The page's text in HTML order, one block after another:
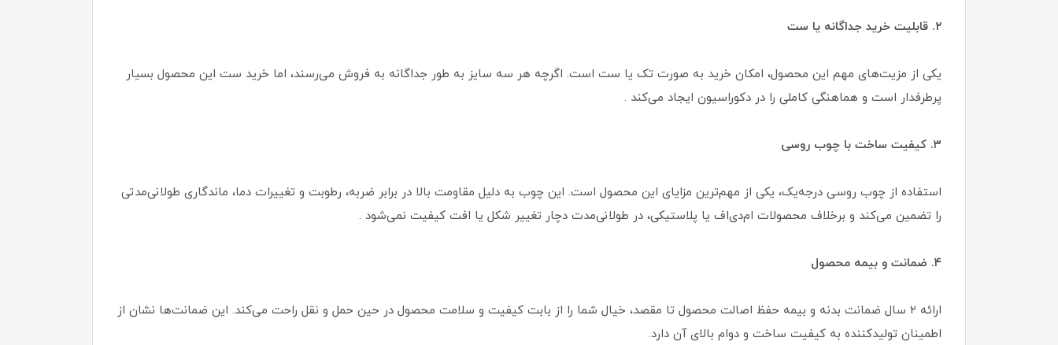
۲. قابلیت خرید جداگانه یا ست
یکی از مزیت‌های مهم این محصول، امکان خرید به صورت تک یا ست است. اگرچه هر سه سایز به طور جداگانه به فروش می‌رسند، اما خرید ست این محصول بسیار
پرطرفدار است و هماهنگی کاملی را در دکوراسیون ایجاد می‌کند .
۳. کیفیت ساخت با چوب روسی
استفاده از چوب روسی درجه‌یک، یکی از مهم‌ترین مزایای این محصول است. این چوب به دلیل مقاومت بالا در برابر ضربه، رطوبت و تغییرات دما، ماندگاری طولانی‌مدتی
را تضمین می‌کند و برخلاف محصولات ام‌دی‌اف یا پلاستیکی، در طولانی‌مدت دچار تغییر شکل یا افت کیفیت نمی‌شود .
۴. ضمانت و بیمه محصول
ارائه ۲ سال ضمانت بدنه و بیمه حفظ اصالت محصول تا مقصد، خیال شما را از بابت کیفیت و سلامت محصول در حین حمل و نقل راحت می‌کند. این ضمانت‌ها نشان از
اطمینان تولیدکننده به کیفیت ساخت و دوام بالای آن دارد.